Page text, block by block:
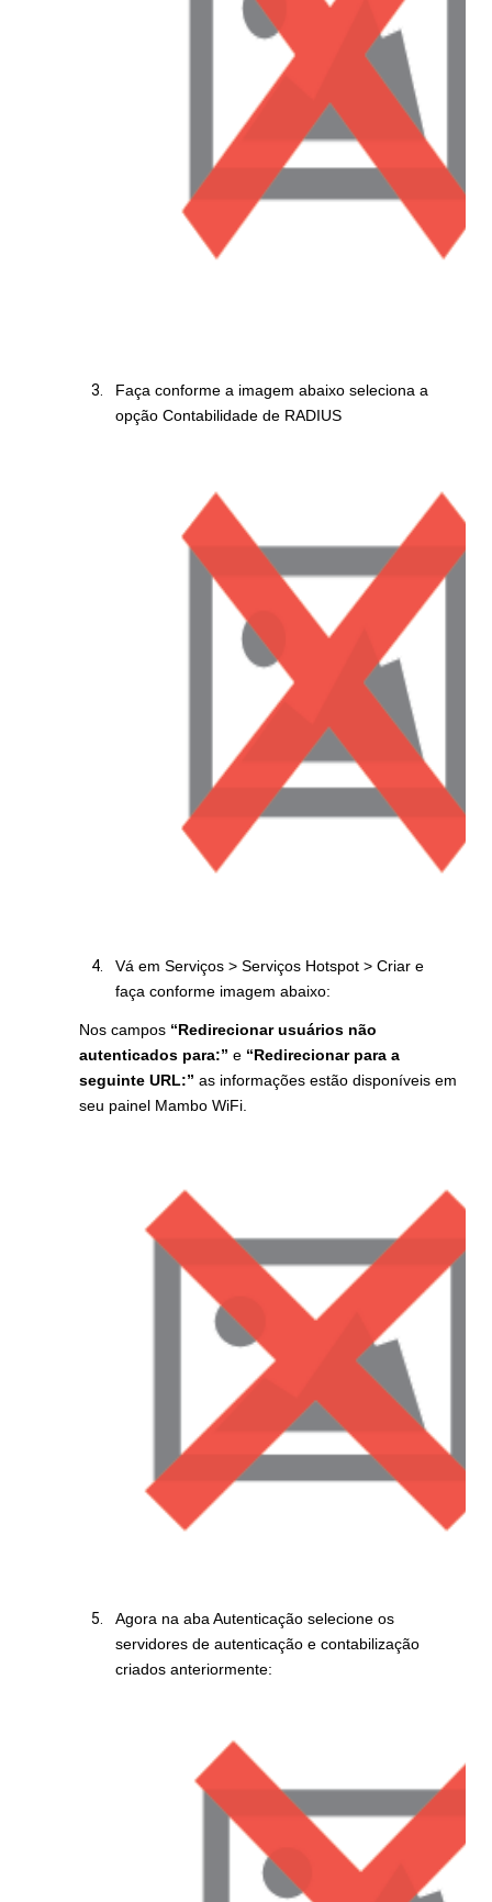
Faça conforme a imagem abaixo seleciona a
opção Contabilidade de RADIUS
Vá em Serviços > Serviços Hotspot > Criar e
faça conforme imagem abaixo:
Nos campos “Redirecionar usuários não
autenticados para:” e “Redirecionar para a
seguinte URL:” as informações estão disponíveis em
seu painel Mambo WiFi.
Agora na aba Autenticação selecione os
servidores de autenticação e contabilização
criados anteriormente: